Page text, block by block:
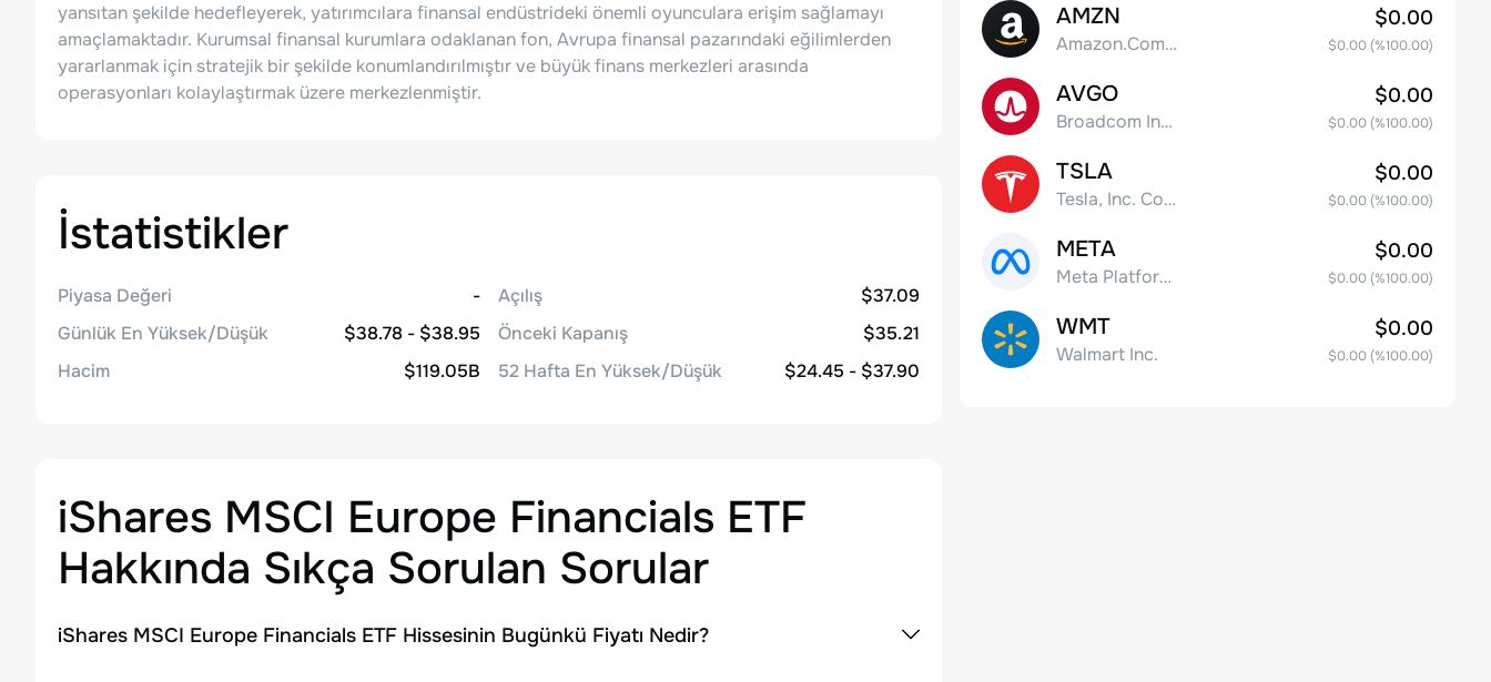
yansıtan şekilde hedefleyerek, yatırımcılara finansal endüstrideki önemli oyunculara erişim sağlamayı
amaçlamaktadır. Kurumsal finansal kurumlara odaklanan fon, Avrupa finansal pazarındaki eğilimlerden
yararlanmak için stratejik bir şekilde konumlandırılmıştır ve büyük finans merkezleri arasında
operasyonları kolaylaştırmak üzere merkezlenmiştir.
İstatistikler
Piyasa Değeri
-
Günlük En Yüksek/Düşük
$38.78 - $38.95
Hacim
$119.05B
Açılış
$37.09
Önceki Kapanış
$35.21
52 Hafta En Yüksek/Düşük
$24.45 - $37.90
iShares MSCI Europe Financials ETF
Hakkında Sıkça Sorulan Sorular
iShares MSCI Europe Financials ETF Hissesinin Bugünkü Fiyatı Nedir?
AMZN
Amazon.Com Inc
$0.00
$0.00(%100.00)
AVGO
Broadcom Inc. Common Stock
$0.00
$0.00(%100.00)
TSLA
Tesla, Inc. Common Stock
$0.00
$0.00(%100.00)
META
Meta Platforms, Inc. Class A Common Stock
$0.00
$0.00(%100.00)
WMT
Walmart Inc.
$0.00
$0.00(%100.00)